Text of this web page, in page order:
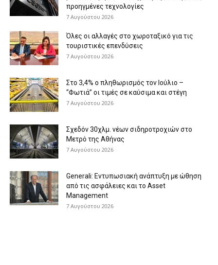
προηγμένες τεχνολογίες
7 Αυγούστου 2026
Όλες οι αλλαγές στο χωροταξικό για τις
τουριστικές επενδύσεις
7 Αυγούστου 2026
Στο 3,4% ο πληθωρισμός τον Ιούλιο –
“Φωτιά” οι τιμές σε καύσιμα και στέγη
7 Αυγούστου 2026
Σχεδόν 30χλμ. νέων σιδηροτροχιών στο
Μετρό της Αθήνας
7 Αυγούστου 2026
Generali: Eντυπωσιακή ανάπτυξη με ώθηση
από τις ασφάλειες και το Asset
Management
7 Αυγούστου 2026